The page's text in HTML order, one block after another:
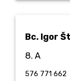
Bc. Igor
8. A
576 771 662